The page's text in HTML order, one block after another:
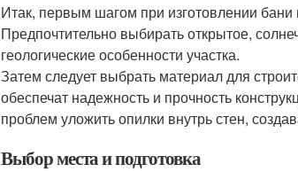
Итак, первым шагом при изготовлении бани
Предпочтительно выбирать открытое,
геологические особенности участка.
Затем следует выбрать материал для
обеспечат надежность и прочность
проблем уложить опилки внутрь стен,
Выбор места и подготовка